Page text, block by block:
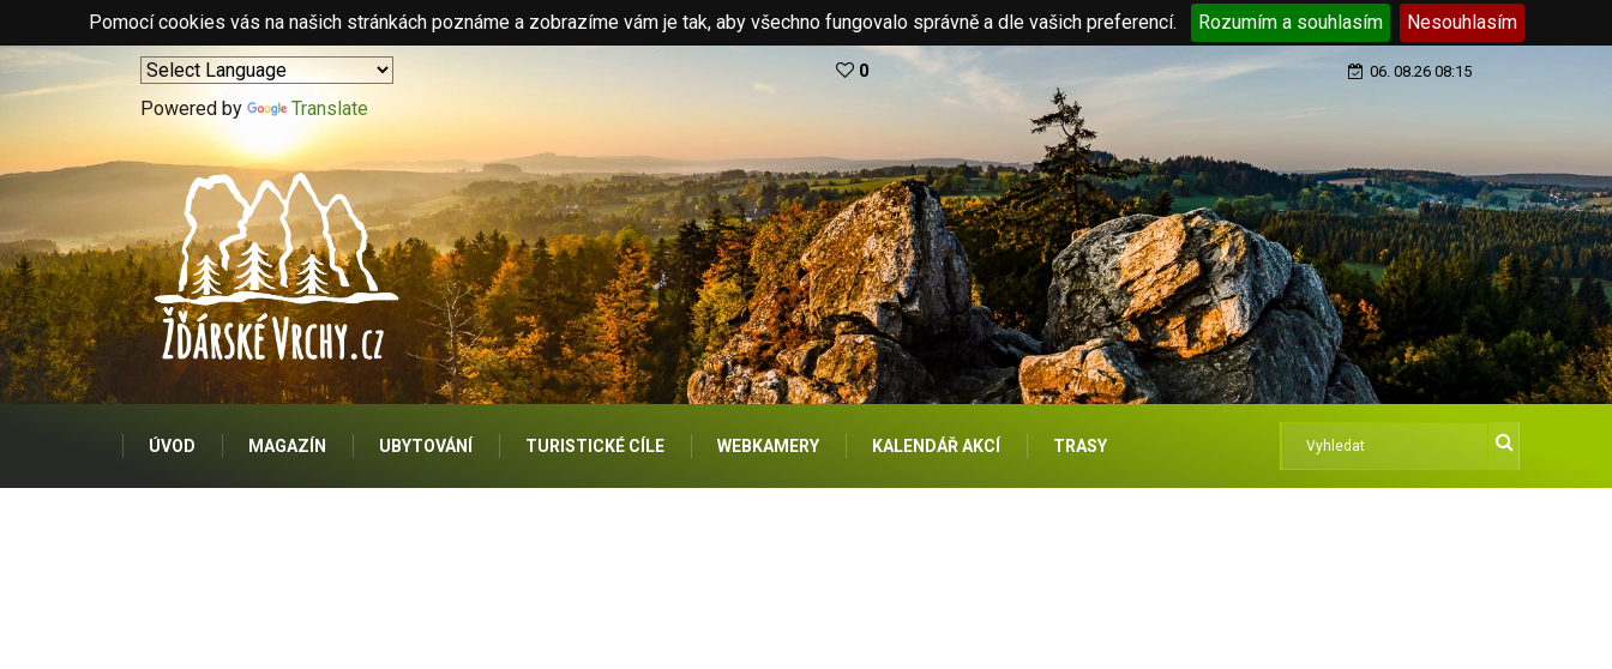
Pomocí cookies vás na našich stránkách poznáme a zobrazíme vám je tak, aby všechno fungovalo správně a dle vašich preferencí. Rozumím a souhlasím Nesouhlasím
Powered by Translate
0 06. 08.26 08:15
ÚVOD MAGAZÍN UBYTOVÁNÍ TURISTICKÉ CÍLE WEBKAMERY KALENDÁŘ AKCÍ TRASY